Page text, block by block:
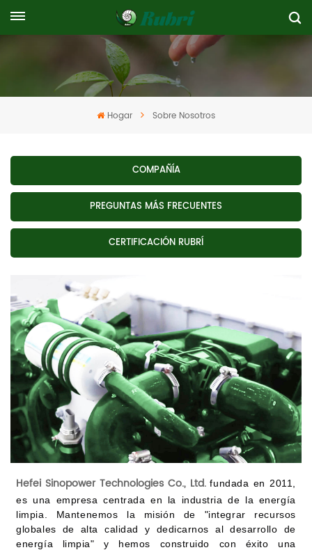
Hogar Sobre Nosotros
COMPAÑÍA
PREGUNTAS MÁS FRECUENTES
CERTIFICACIÓN RUBRÍ
Hefei Sinopower Technologies Co., Ltd. fundada en 2011,
es una empresa centrada en la industria de la energía
limpia. Mantenemos la misión de "integrar recursos
globales de alta calidad y dedicarnos al desarrollo de
energía limpia" y hemos construido con éxito una